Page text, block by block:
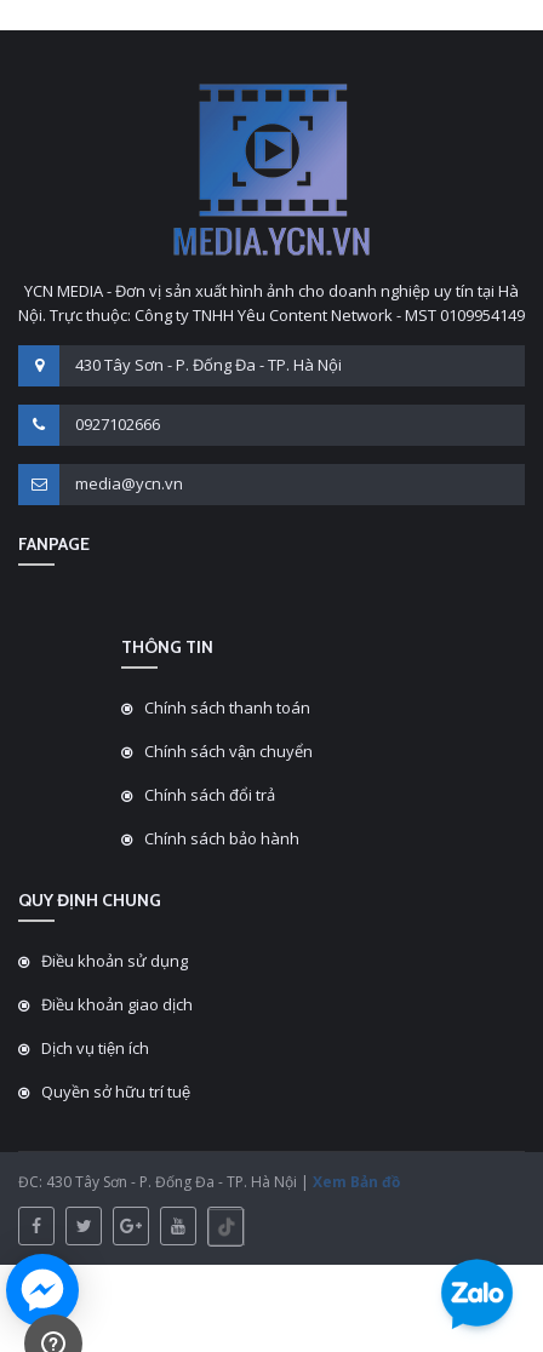
YCN MEDIA - Đơn vị sản xuất hình ảnh cho doanh nghiệp uy tín tại Hà
Nội. Trực thuộc: Công ty TNHH Yêu Content Network - MST 0109954149
430 Tây Sơn - P. Đống Đa - TP. Hà Nội
0927102666
media@ycn.vn
FANPAGE
THÔNG TIN
Chính sách thanh toán
Chính sách vận chuyển
Chính sách đổi trả
Chính sách bảo hành
QUY ĐỊNH CHUNG
Điều khoản sử dụng
Điều khoản giao dịch
Dịch vụ tiện ích
Quyền sở hữu trí tuệ
ĐC: 430 Tây Sơn - P. Đống Đa - TP. Hà Nội | Xem Bản đồ